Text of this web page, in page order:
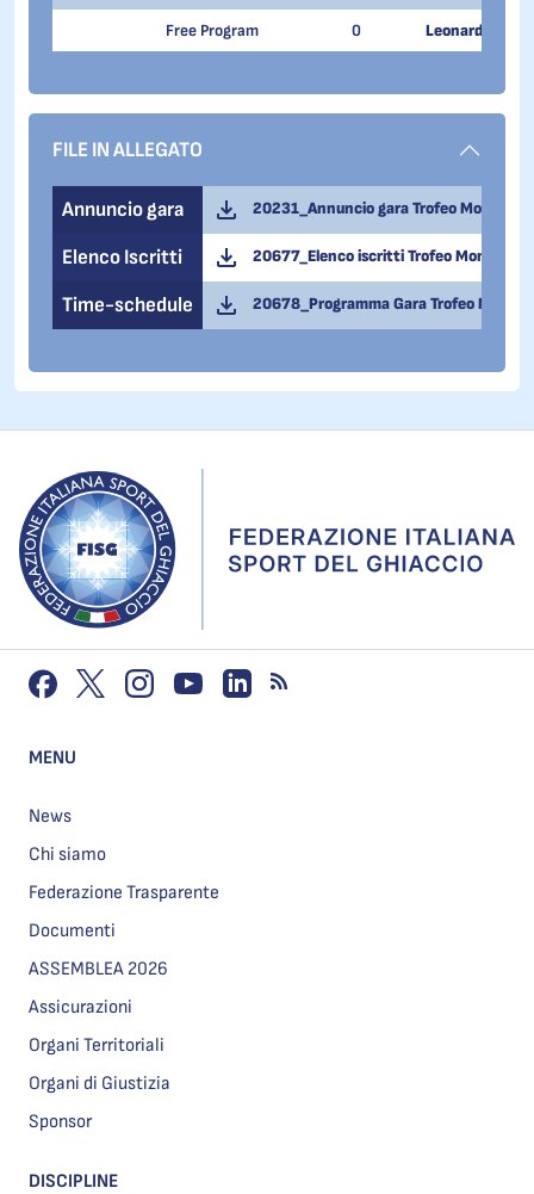
Free Program 0 Leonardo Ferri
FILE IN ALLEGATO
Annuncio gara 20231_Annuncio gara Trofeo Monte
Elenco Iscritti 20677_Elenco iscritti Trofeo Monte
Time-schedule 20678_Programma Gara Trofeo Monte
MENU
News
Chi siamo
Federazione Trasparente
Documenti
ASSEMBLEA 2026
Assicurazioni
Organi Territoriali
Organi di Giustizia
Sponsor
DISCIPLINE